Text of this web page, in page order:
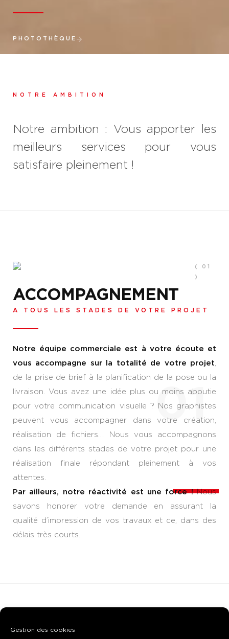
Gestion des cookies
PHOTOTHÈQUE
NOTRE AMBITION
Notre ambition : Vous apporter les
meilleurs services pour vous
satisfaire pleinement !
01
( 01
)
ACCOMPAGNEMENT
A TOUS LES STADES DE VOTRE PROJET
Notre équipe commerciale est à votre écoute et
vous accompagne sur la totalité de votre projet,
de la prise de brief à la planification de la pose ou la
livraison. Vous avez une idée plus ou moins aboutie
pour votre communication visuelle ? Nos graphistes
peuvent vous accompagner dans votre création,
réalisation de fichiers… Nous vous accompagnons
dans les différents stades de votre projet pour une
réalisation finale répondant pleinement à vos
attentes.
Par ailleurs, notre réactivité est une force !Nous
savons honorer votre demande en assurant la
qualité d’impression de vos travaux et ce, dans des
délais très courts.